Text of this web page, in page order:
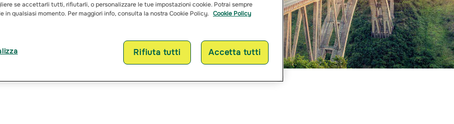
Assicurazioni Catanzaro
se accettarli tutti, rifiutarli, o personalizzare le tue impostazioni cookie. Potrai sempre
in qualsiasi momento. Per maggiori info, consulta la nostra Cookie Policy. Cookie Policy
Rifiuta tutti Accetta tutti